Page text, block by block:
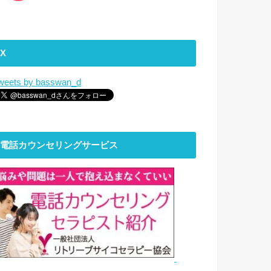
X
by basswan_d
電話カウンセリングサービス